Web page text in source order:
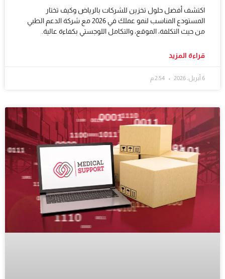
اكتشف أفضل حلول تخزين للشركات بالرياض وكيف تختار
المستودع المناسب لنمو عملك في 2026 مع شركة الدعم الطبي
من حيث التكلفة، الموقع، والتكامل اللوجستي بكفاءة عالية.
قراءة المزيد
2:54 م